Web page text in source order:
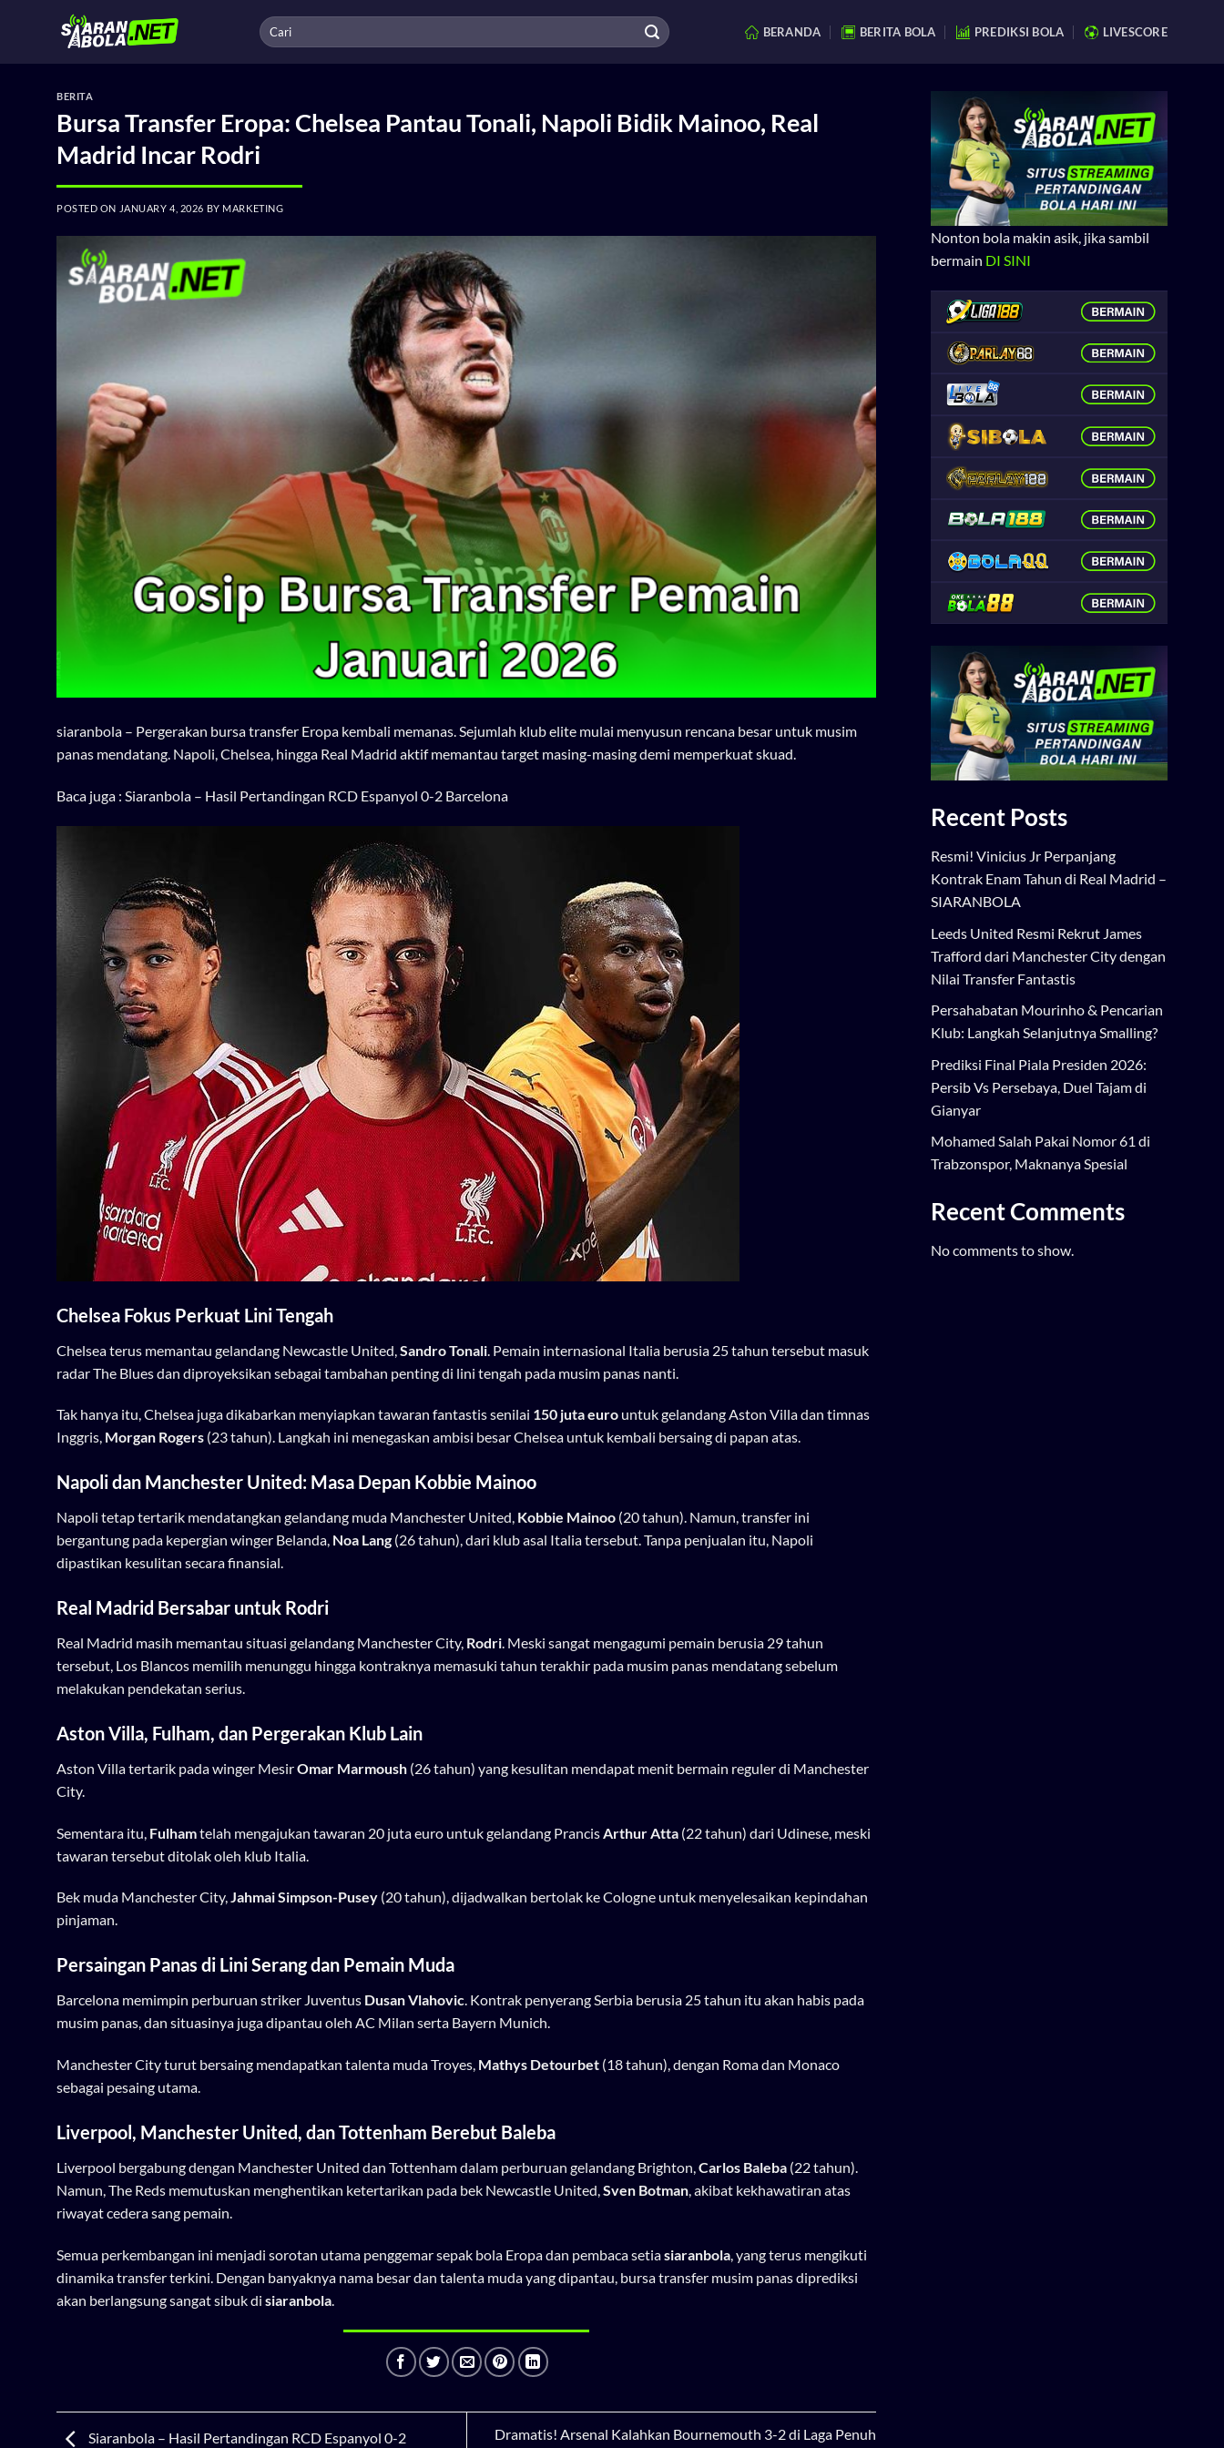
BERANDA BERITA BOLA PREDIKSI BOLA LIVESCORE
BERITA
Bursa Transfer Eropa: Chelsea Pantau Tonali, Napoli Bidik Mainoo, Real
Madrid Incar Rodri
POSTED ON JANUARY 4, 2026 BY MARKETING
siaranbola – Pergerakan bursa transfer Eropa kembali memanas. Sejumlah klub elite mulai menyusun rencana besar untuk musim
panas mendatang. Napoli, Chelsea, hingga Real Madrid aktif memantau target masing-masing demi memperkuat skuad.
Baca juga : Siaranbola – Hasil Pertandingan RCD Espanyol 0-2 Barcelona
Chelsea Fokus Perkuat Lini Tengah
Chelsea terus memantau gelandang Newcastle United, Sandro Tonali . Pemain internasional Italia berusia 25 tahun tersebut masuk
radar The Blues dan diproyeksikan sebagai tambahan penting di lini tengah pada musim panas nanti.
Tak hanya itu, Chelsea juga dikabarkan menyiapkan tawaran fantastis senilai 150 juta euro untuk gelandang Aston Villa dan timnas
Inggris, Morgan Rogers (23 tahun). Langkah ini menegaskan ambisi besar Chelsea untuk kembali bersaing di papan atas.
Napoli dan Manchester United: Masa Depan Kobbie Mainoo
Napoli tetap tertarik mendatangkan gelandang muda Manchester United, Kobbie Mainoo (20 tahun). Namun, transfer ini
bergantung pada kepergian winger Belanda, Noa Lang (26 tahun), dari klub asal Italia tersebut. Tanpa penjualan itu, Napoli
dipastikan kesulitan secara finansial.
Real Madrid Bersabar untuk Rodri
Real Madrid masih memantau situasi gelandang Manchester City, Rodri. Meski sangat mengagumi pemain berusia 29 tahun
tersebut, Los Blancos memilih menunggu hingga kontraknya memasuki tahun terakhir pada musim panas mendatang sebelum
melakukan pendekatan serius.
Aston Villa, Fulham, dan Pergerakan Klub Lain
Aston Villa tertarik pada winger MesirOmar Marmoush (26 tahun) yang kesulitan mendapat menit bermain reguler di Manchester
City.
Sementara itu, Fulhamtelah mengajukan tawaran 20 juta euro untuk gelandang Prancis Arthur Atta (22 tahun) dari Udinese, meski
tawaran tersebut ditolak oleh klub Italia.
Bek muda Manchester City,Jahmai Simpson-Pusey (20 tahun), dijadwalkan bertolak ke Cologne untuk menyelesaikan kepindahan
pinjaman.
Persaingan Panas di Lini Serang dan Pemain Muda
Barcelona memimpin perburuan striker Juventus Dusan Vlahovic. Kontrak penyerang Serbia berusia 25 tahun itu akan habis pada
musim panas, dan situasinya juga dipantau oleh AC Milan serta Bayern Munich.
Manchester City turut bersaing mendapatkan talenta muda Troyes, Mathys Detourbet (18 tahun), dengan Roma dan Monaco
sebagai pesaing utama.
Liverpool, Manchester United, dan Tottenham Berebut Baleba
Liverpool bergabung dengan Manchester United dan Tottenham dalam perburuan gelandang Brighton, Carlos Baleba (22 tahun).
Namun, The Reds memutuskan menghentikan ketertarikan pada bek Newcastle United, Sven Botman , akibat kekhawatiran atas
riwayat cedera sang pemain.
Semua perkembangan ini menjadi sorotan utama penggemar sepak bola Eropa dan pembaca setiasiaranbola , yang terus mengikuti
dinamika transfer terkini. Dengan banyaknya nama besar dan talenta muda yang dipantau, bursa transfer musim panas diprediksi
akan berlangsung sangat sibuk di siaranbola
Siaranbola – Hasil Pertandingan RCD Espanyol 0-2 Dramatis! Arsenal Kalahkan Bournemouth 3-2 di Laga Penuh
Nonton bola makin asik, jika sambil
bermain DI SINI
Recent Posts
Resmi! Vinicius Jr Perpanjang
Kontrak Enam Tahun di Real Madrid –
SIARANBOLA
Leeds United Resmi Rekrut James
Trafford dari Manchester City dengan
Nilai Transfer Fantastis
Persahabatan Mourinho & Pencarian
Klub: Langkah Selanjutnya Smalling?
Prediksi Final Piala Presiden 2026:
Persib Vs Persebaya, Duel Tajam di
Gianyar
Mohamed Salah Pakai Nomor 61 di
Trabzonspor, Maknanya Spesial
Recent Comments
No comments to show.